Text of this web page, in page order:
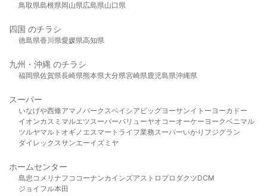
鳥取県島根県岡山県広島県山口県
四国 のチラシ
徳島県香川県愛媛県高知県
九州・沖縄 のチラシ
福岡県佐賀県長崎県熊本県大分県宮崎県鹿児島県沖縄県
スーパー
いなげや西條アマノパークスベイシア ビッグヨーサンイトーヨーカドー
イオンカスミ マルエツスーパーバリューヤオコーオーケー ヨークベニマル
ツルヤマルト オギノ エスマート ライフ業務スーパーいかり フジグラン
ダイレックスサンエーイズミヤ
ホームセンター
島忠 コメリ ナフコ コーナンカインズアストロプロダクツDCM
ジョイフル本田